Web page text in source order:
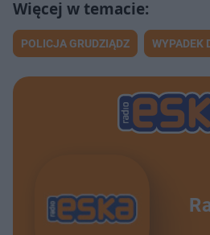
POLICJA GRUDZIĄDZ WYPADEK